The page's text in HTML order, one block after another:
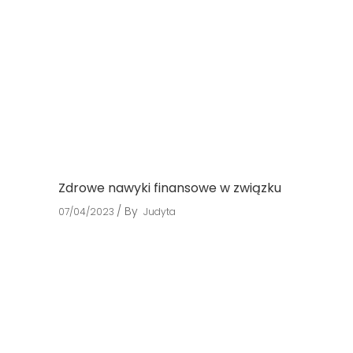
Zdrowe nawyki finansowe w związku
07/04/2023 By Judyta